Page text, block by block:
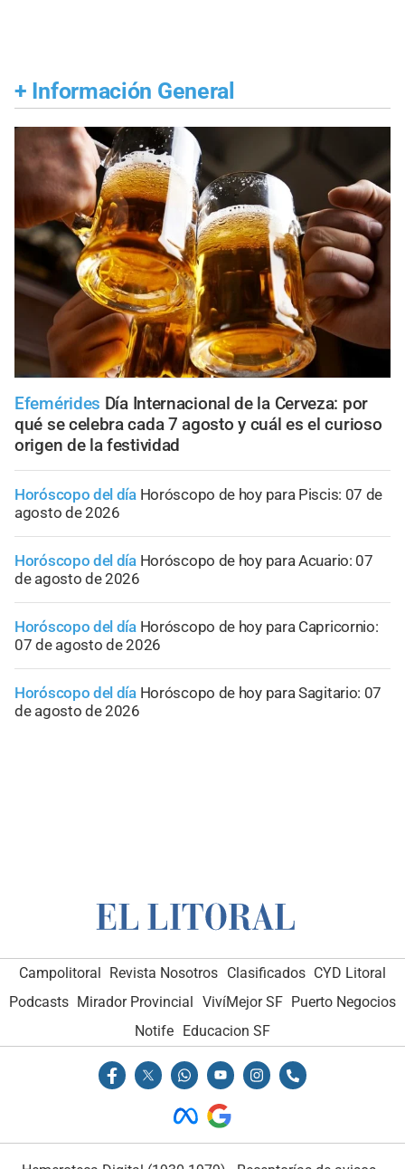
+ Información General
Efemérides Día Internacional de la Cerveza: por
qué se celebra cada 7 agosto y cuál es el curioso
origen de la festividad
Horóscopo del día Horóscopo de hoy para Piscis: 07 de
agosto de 2026
Horóscopo del día Horóscopo de hoy para Acuario: 07
de agosto de 2026
Horóscopo del día Horóscopo de hoy para Capricornio:
07 de agosto de 2026
Horóscopo del día Horóscopo de hoy para Sagitario: 07
de agosto de 2026
Campolitoral Revista Nosotros Clasificados CYD Litoral
Podcasts Mirador Provincial VivíMejor SF Puerto Negocios
Notife
Educacion SF
Campolitoral Revista Nosotros Clasificados CYD Litoral
Podcasts Mirador Provincial VivíMejor SF Puerto Negocios
Notife
Educacion SF